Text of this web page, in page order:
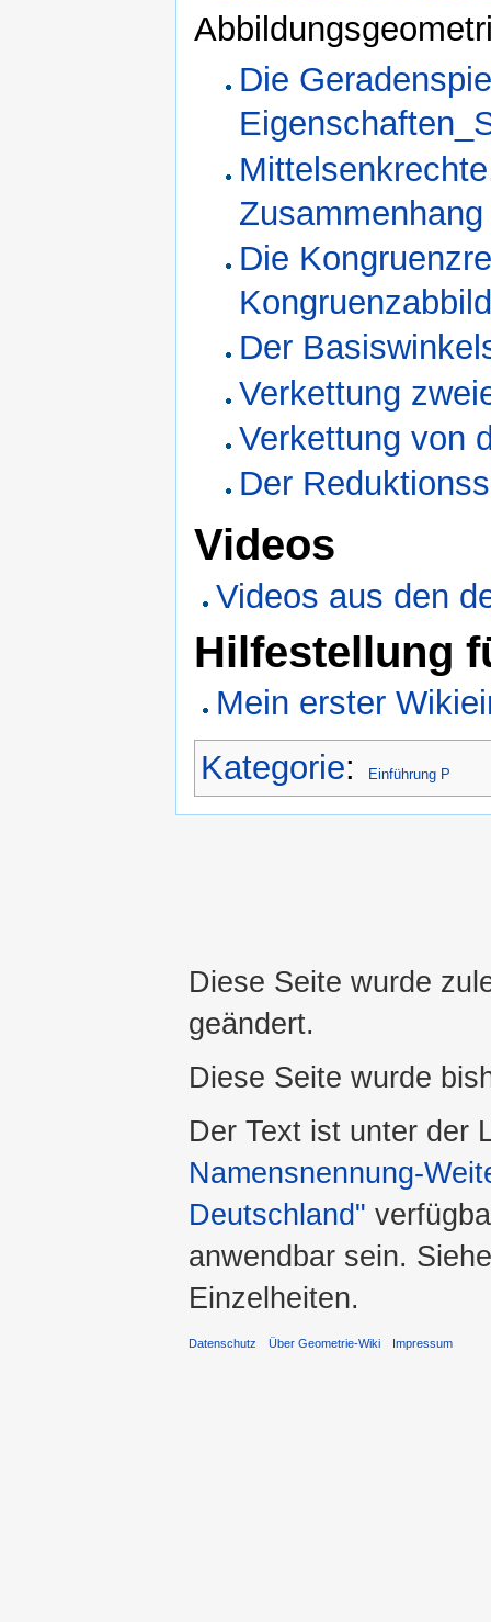
Die
Die
Der
Verkettung
Verkettung von
Der
Videos
Videos aus den
Hilfestellung
Mein erster
Kategorie: Einführung P
Diese Seite wurde
geändert.
Diese Seite wurde
Der Text ist unter der
Namensnennung-
Deutschland"
anwendbar sein.
Einzelheiten.
Datenschutz Über Geometrie-Wiki Impressum